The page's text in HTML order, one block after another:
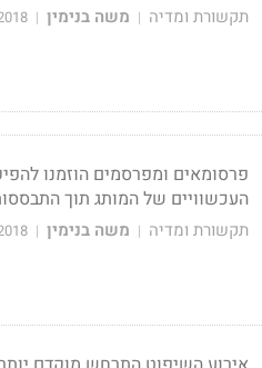
תקשורת ומדיה | משה בנימין |
פרסומאים ומפרסמים הוזמנו
העכשוויים של המותג תוך
תקשורת ומדיה | משה בנימין |